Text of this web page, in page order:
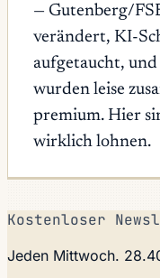
— Gutenberg/
verändert, KI-
aufgetaucht, und
wurden leise
premium. Hier
wirklich lohnen.
Kostenloser
Jeden Mittwoch.